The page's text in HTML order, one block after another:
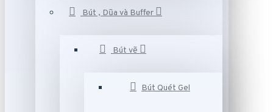
Bút , Dũa và Buffer
Bút vẽ
Bút Quét Gel